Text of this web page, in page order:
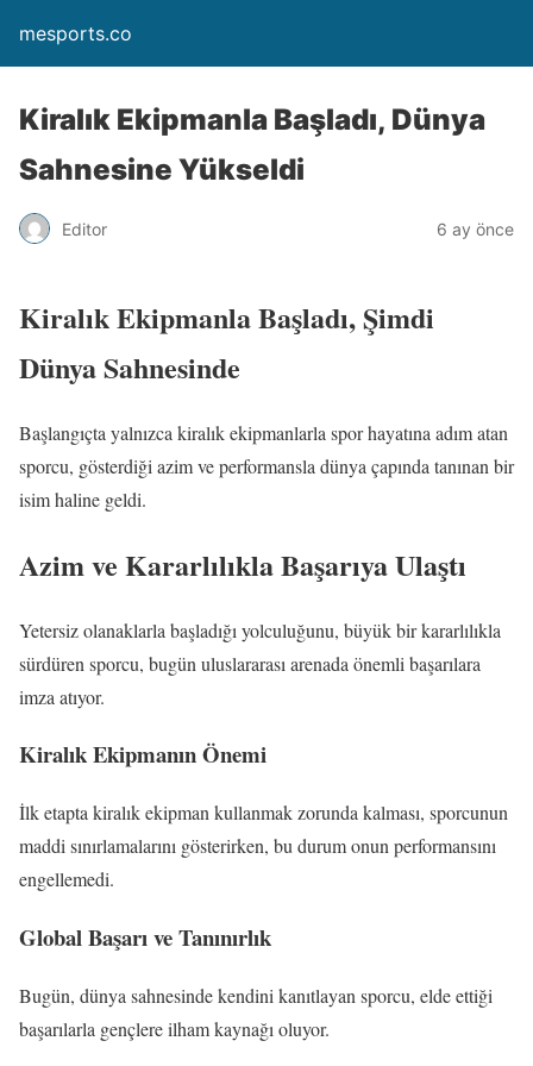
mesports.co
Kiralık Ekipmanla Başladı, Dünya
Sahnesine Yükseldi
Editor 6 ay önce
Kiralık Ekipmanla Başladı, Şimdi
Dünya Sahnesinde
Başlangıçta yalnızca kiralık ekipmanlarla spor hayatına adım atan
sporcu, gösterdiği azim ve performansla dünya çapında tanınan bir
isim haline geldi.
Azim ve Kararlılıkla Başarıya Ulaştı
Yetersiz olanaklarla başladığı yolculuğunu, büyük bir kararlılıkla
sürdüren sporcu, bugün uluslararası arenada önemli başarılara
imza atıyor.
Kiralık Ekipmanın Önemi
İlk etapta kiralık ekipman kullanmak zorunda kalması, sporcunun
maddi sınırlamalarını gösterirken, bu durum onun performansını
engellemedi.
Global Başarı ve Tanınırlık
Bugün, dünya sahnesinde kendini kanıtlayan sporcu, elde ettiği
başarılarla gençlere ilham kaynağı oluyor.